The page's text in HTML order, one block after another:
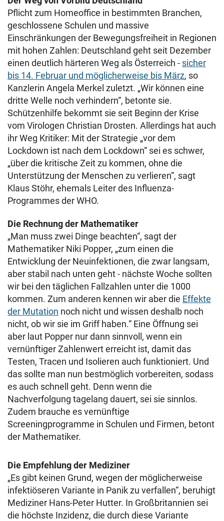
Pflicht zum Homeoffice in bestimmten Branchen,
geschlossene Schulen und massive
Einschränkungen der Bewegungsfreiheit in Regionen
mit hohen Zahlen: Deutschland geht seit Dezember
einen deutlich härteren Weg als Österreich - sicher
bis 14. Februar und möglicherweise bis März, so
Kanzlerin Angela Merkel zuletzt. „Wir können eine
dritte Welle noch verhindern“, betonte sie.
Schützenhilfe bekommt sie seit Beginn der Krise
vom Virologen Christian Drosten. Allerdings hat auch
ihr Weg Kritiker: Mit der Strategie „vor dem
Lockdown ist nach dem Lockdown“ sei es schwer,
„über die kritische Zeit zu kommen, ohne die
Unterstützung der Menschen zu verlieren“, sagt
Klaus Stöhr, ehemals Leiter des Influenza-
Programmes der WHO.
Die Rechnung der Mathematiker
„Man muss zwei Dinge beachten“, sagt der
Mathematiker Niki Popper, „zum einen die
Entwicklung der Neuinfektionen, die zwar langsam,
aber stabil nach unten geht - nächste Woche sollten
wir bei den täglichen Fallzahlen unter die 1000
kommen. Zum anderen kennen wir aber die Effekte
der Mutation noch nicht und wissen deshalb noch
nicht, ob wir sie im Griff haben.“ Eine Öffnung sei
aber laut Popper nur dann sinnvoll, wenn ein
vernünftiger Zahlenwert erreicht ist, damit das
Testen, Tracen und Isolieren auch funktioniert. Und
das sollte man nun bestmöglich vorbereiten, sodass
es auch schnell geht. Denn wenn die
Nachverfolgung tagelang dauert, sei sie sinnlos.
Zudem brauche es vernünftige
Screeningprogramme in Schulen und Firmen, betont
der Mathematiker.
Die Empfehlung der Mediziner
„Es gibt keinen Grund, wegen der möglicherweise
infektiöseren Variante in Panik zu verfallen“, beruhigt
Mediziner Hans-Peter Hutter. In Großbritannien sei
die höchste Inzidenz, die durch diese Variante